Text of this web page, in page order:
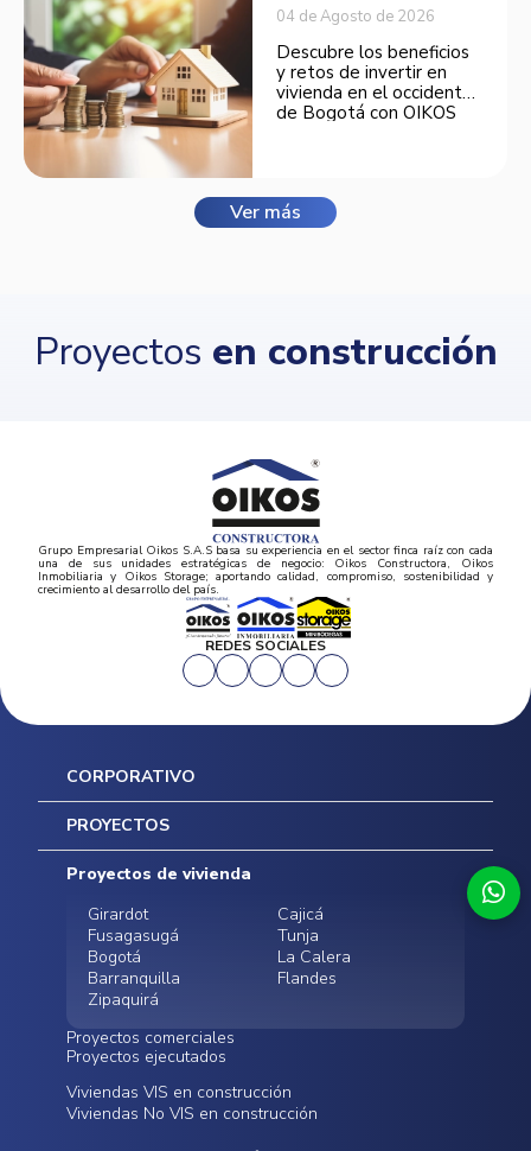
04 de Agosto de 2026
Descubre los beneficios
y retos de invertir en
vivienda en el occidente
de Bogotá con OIKOS
Ver más
Proyectos en construcción
Grupo Empresarial Oikos S.A.S basa su experiencia en el sector finca raíz con cada
una de sus unidades estratégicas de negocio: Oikos Constructora, Oikos
Inmobiliaria y Oikos Storage; aportando calidad, compromiso, sostenibilidad y
crecimiento al desarrollo del país.
REDES SOCIALES
CORPORATIVO
Inicio
Postventas
Contratación Directa
Noticias
PROYECTOS
Proyectos de vivienda
Girardot
Cajicá
Fusagasugá
Tunja
Bogotá
La Calera
Barranquilla
Flandes
Zipaquirá
Proyectos comerciales
Funza
Infinitum Zentral
Bodegas - ALMAX
Centro Comercial
Proyectos ejecutados
Conoce nuestros
proyectos ejecutados
Viviendas VIS en construcción
Viviendas No VIS en construcción